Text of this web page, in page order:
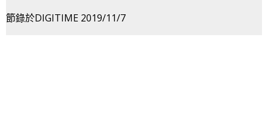
節錄於DIGITIME 2019/11/7